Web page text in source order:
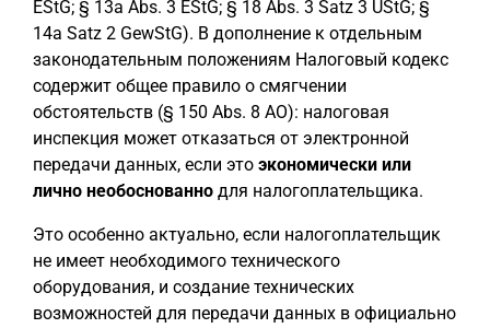
EStG; § 13a Abs. 3 EStG; § 18 Abs. 3 Satz 3 UStG; §
14a Satz 2 GewStG). В дополнение к отдельным
законодательным положениям Налоговый кодекс
содержит общее правило о смягчении
обстоятельств (§ 150 Abs. 8 AO): налоговая
инспекция может отказаться от электронной
передачи данных, если это экономически или
лично необоснованно для налогоплательщика.
Это особенно актуально, если налогоплательщик
не имеет необходимого технического
оборудования, и создание технических
возможностей для передачи данных в официально